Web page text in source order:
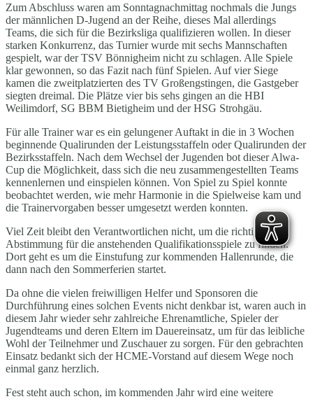
Zum Abschluss waren am Sonntagnachmittag nochmals die Jungs
der männlichen D-Jugend an der Reihe, dieses Mal allerdings
Teams, die sich für die Bezirksliga qualifizieren wollen. In dieser
starken Konkurrenz, das Turnier wurde mit sechs Mannschaften
gespielt, war der TSV Bönnigheim nicht zu schlagen. Alle Spiele
klar gewonnen, so das Fazit nach fünf Spielen. Auf vier Siege
kamen die zweitplatzierten des TV Großengstingen, die Gastgeber
siegten dreimal. Die Plätze vier bis sehs gingen an die HBI
Weilimdorf, SG BBM Bietigheim und der HSG Strohgäu.
Für alle Trainer war es ein gelungener Auftakt in die in 3 Wochen
beginnende Qualirunden der Leistungsstaffeln oder Qualirunden der
Bezirksstaffeln. Nach dem Wechsel der Jugenden bot dieser Alwa-
Cup die Möglichkeit, dass sich die neu zusammengestellten Teams
kennenlernen und einspielen können. Von Spiel zu Spiel konnte
beobachtet werden, wie mehr Harmonie in die Spielweise kam und
die Trainervorgaben besser umgesetzt werden konnten.
Viel Zeit bleibt den Verantwortlichen nicht, um die richtige
Abstimmung für die anstehenden Qualifikationsspiele zu finden.
Dort geht es um die Einstufung zur kommenden Hallenrunde, die
dann nach den Sommerferien startet.
Da ohne die vielen freiwilligen Helfer und Sponsoren die
Durchführung eines solchen Events nicht denkbar ist, waren auch in
diesem Jahr wieder sehr zahlreiche Ehrenamtliche, Spieler der
Jugendteams und deren Eltern im Dauereinsatz, um für das leibliche
Wohl der Teilnehmer und Zuschauer zu sorgen. Für den gebrachten
Einsatz bedankt sich der HCME-Vorstand auf diesem Wege noch
einmal ganz herzlich.
Fest steht auch schon, im kommenden Jahr wird eine weitere